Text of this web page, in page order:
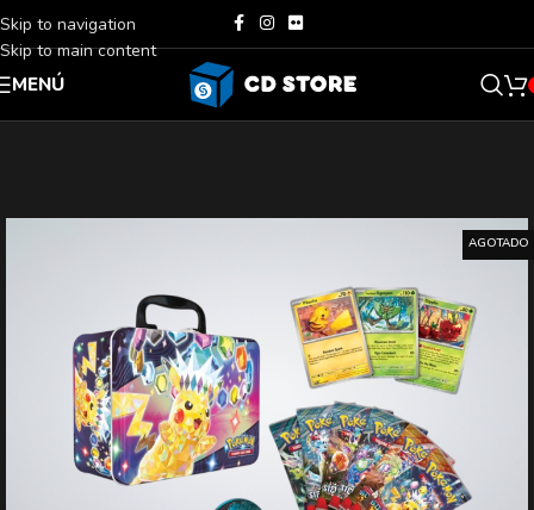
Skip to navigation
Skip to main content
MENÚ
AGOTADO